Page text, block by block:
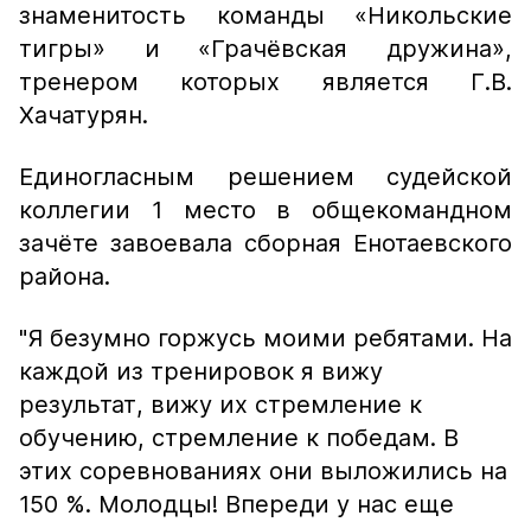
знаменитость команды «Никольские
тигры» и «Грачёвская дружина»,
тренером которых является Г.В.
Хачатурян.
Единогласным решением судейской
коллегии 1 место в общекомандном
зачёте завоевала сборная Енотаевского
района.
"Я безумно горжусь моими ребятами. На
каждой из тренировок я вижу
результат, вижу их стремление к
обучению, стремление к победам. В
этих соревнованиях они выложились на
150 %. Молодцы! Впереди у нас еще